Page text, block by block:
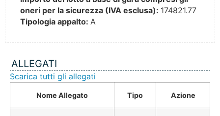
oneri per la sicurezza (IVA esclusa): 174821.77
Tipologia appalto: A
ALLEGATI
Scarica tutti gli allegati
Nome Allegato Tipo Azione